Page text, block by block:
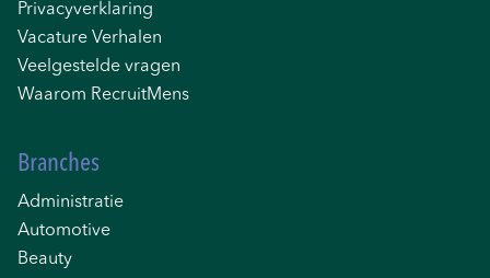
Privacyverklaring
Vacature Verhalen
Veelgestelde vragen
Waarom RecruitMens
Branches
Administratie
Automotive
Beauty